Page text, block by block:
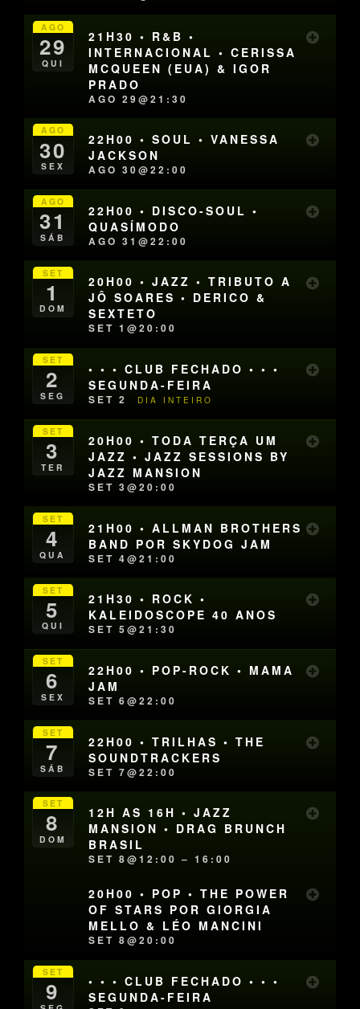
AGO
29
QUI
21H30 • R&B •
INTERNACIONAL • CERISSA
MCQUEEN (EUA) & IGOR
PRADO
AGO 29@21:30
AGO
30
SEX
22H00 • SOUL • VANESSA
JACKSON
AGO 30@22:00
AGO
31
SÁB
22H00 • DISCO-SOUL •
QUASÍMODO
AGO 31@22:00
SET
1
DOM
20H00 • JAZZ • TRIBUTO A
JÔ SOARES • DERICO &
SEXTETO
SET 1@20:00
SET
2
SEG
• • • CLUB FECHADO • • •
SEGUNDA-FEIRA
SET 2 DIA INTEIRO
SET
3
TER
20H00 • TODA TERÇA UM
JAZZ • JAZZ SESSIONS BY
JAZZ MANSION
SET 3@20:00
SET
4
QUA
21H00 • ALLMAN BROTHERS
BAND POR SKYDOG JAM
SET 4@21:00
SET
5
QUI
21H30 • ROCK •
KALEIDOSCOPE 40 ANOS
SET 5@21:30
SET
6
SEX
22H00 • POP-ROCK • MAMA
JAM
SET 6@22:00
SET
7
SÁB
22H00 • TRILHAS • THE
SOUNDTRACKERS
SET 7@22:00
SET
8
DOM
12H AS 16H • JAZZ
MANSION • DRAG BRUNCH
BRASIL
SET 8@12:00 – 16:00
20H00 • POP • THE POWER
OF STARS POR GIORGIA
MELLO & LÉO MANCINI
SET 8@20:00
SET
9
• • • CLUB FECHADO • • •
SEGUNDA-FEIRA